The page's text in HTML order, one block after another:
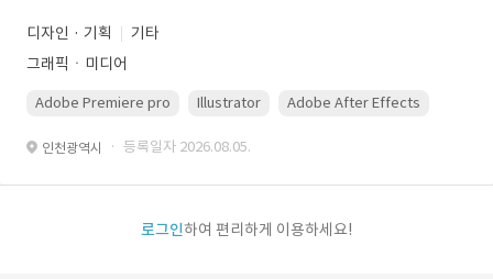
디자인 · 기획
기타
그래픽ㆍ미디어
Adobe Premiere pro Illustrator Adobe After Effects
인천광역시 · 등록일자 2026.08.05.
로그인하여 편리하게 이용하세요!